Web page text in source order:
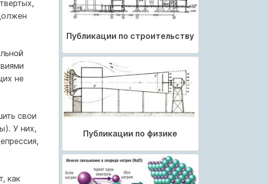
не
свои
У них,
как
Публикации по строительству
Публикации по физике